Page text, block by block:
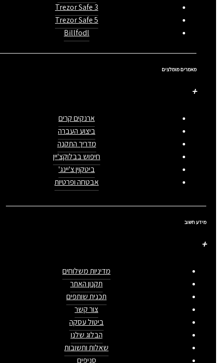
Trezor Safe 3
Trezor Safe 5
Billfodl
מאמרים מומלצים
ארנקים קרים
ביצוע העברה
מדריך התקנה
חיפוש בבלוקצ'יין
ביטקוין צ'יינג'
אבטחה ופרטיות
מידע חשוב
מדיניות משלוחים
תקנון האתר
תכנית שותפים
צור קשר
ביטול עסקה
הבלוג שלנו
שאלות ותשובות
סניפים